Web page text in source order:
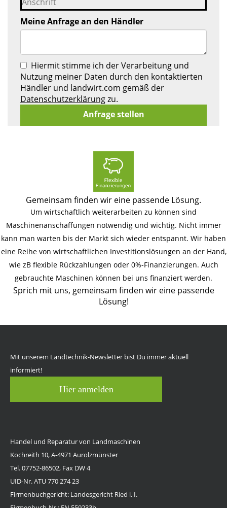
Meine Anfrage an den Händler
Hiermit stimme ich der Verarbeitung und
Nutzung meiner Daten durch den kontaktierten
Händler und landwirt.com gemäß der
Datenschutzerklärungzu.
Gemeinsam finden wir eine passende Lösung.
Um wirtschaftlich weiterarbeiten zu können sind
Maschinenanschaffungen notwendig und wichtig. Nicht immer
kann man warten bis der Markt sich wieder entspannt. Wir haben
eine Reihe von wirtschaftlichen Investitionslösungen an der Hand,
wie zB flexible Rückzahlungen oder 0%-Finanzierungen. Auch
gebrauchte Maschinen können bei uns finanziert werden.
Sprich mit uns, gemeinsam finden wir eine passende
Lösung!
Mit unserem Landtechnik-Newsletter bist Du immer aktuell
informiert!
Hier anmelden
Handel und Reparatur von Landmaschinen
Kochreith 10, A-4971 Aurolzmünster
Tel. 07752-86502, Fax DW 4
UID-Nr. ATU 770 274 23
Firmenbuchgericht: Landesgericht Ried i. I.